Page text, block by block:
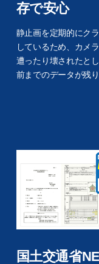
存で安心
静止画を定期的にク
しているため、カメ
遭ったり壊されたと
前までのデータが残り
国土交通省